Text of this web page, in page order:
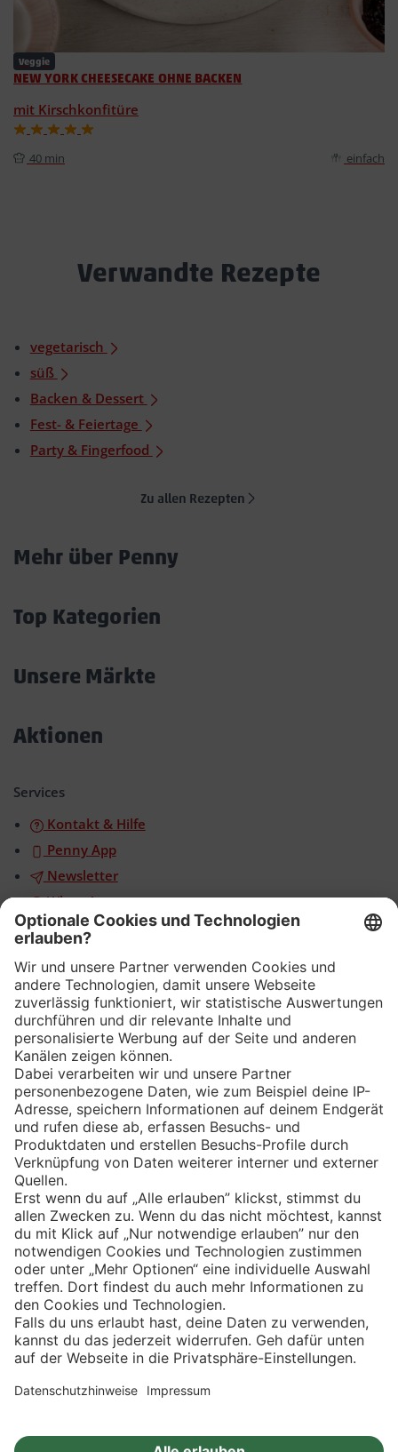
Veggie
NEW YORK CHEESECAKE OHNE BACKEN
mit Kirschkonfitüre
40 min einfach
Verwandte Rezepte
vegetarisch
süß
Backen & Dessert
Fest- & Feiertage
Party & Fingerfood
Zu allen Rezepten
Mehr über Penny
Top Kategorien
Unsere Märkte
Aktionen
Services
Kontakt & Hilfe
Penny App
Newsletter
WhatsApp
App
Eishockey
Impressum
Privatsphäre-Einstellungen